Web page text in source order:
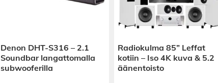
Denon DHT-S316 – 2.1
Soundbar langattomalla
subwooferilla
Radiokulma 85” Leffat
kotiin – Iso 4K kuva & 5.2
äänentoisto